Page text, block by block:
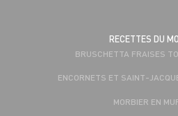
RECETTES DU
BRUSCHETTA FRAISES
ENCORNETS ET SAINT-
MORBIER EN